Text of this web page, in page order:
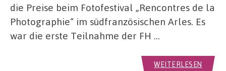
die Preise beim Fotofestival „Rencontres de la
Photographie“ im südfranzösischen Arles. Es
war die erste Teilnahme der FH …
WEITERLESEN